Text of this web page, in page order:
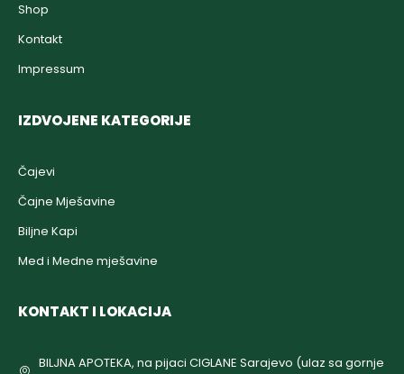
Shop
Kontakt
Impressum
IZDVOJENE KATEGORIJE
Čajevi
Čajne Mješavine
Biljne Kapi
Med i Medne mješavine
KONTAKT I LOKACIJA
BILJNA APOTEKA, na pijaci CIGLANE Sarajevo (ulaz sa gornje